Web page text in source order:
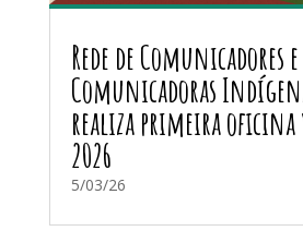
Rede de Comunicadores e
Comunicadoras
realiza primeira
2026
5/03/26